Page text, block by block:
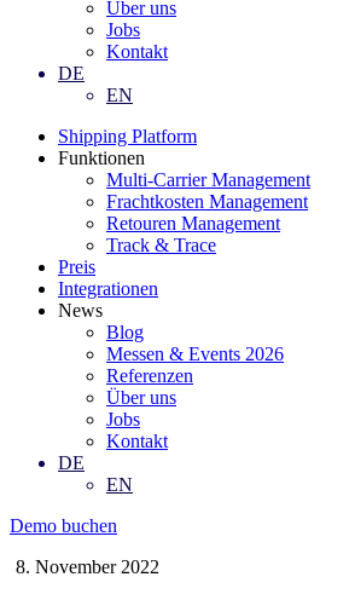
Über uns
Jobs
Kontakt
DE
EN
Shipping Platform
Funktionen
Multi-Carrier Management
Frachtkosten Management
Retouren Management
Track & Trace
Preis
Integrationen
News
Blog
Messen & Events 2026
Referenzen
Über uns
Jobs
Kontakt
DE
EN
Demo buchen
8. November 2022